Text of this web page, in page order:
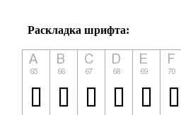
Раскладка шрифта: